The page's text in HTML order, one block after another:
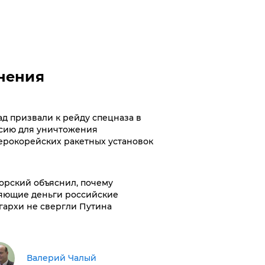
призвали к рейду спецназа в
для уничтожения
ракетных установок
объяснил, почему
деньги российские
не свергли Путина
Валерий Чалый